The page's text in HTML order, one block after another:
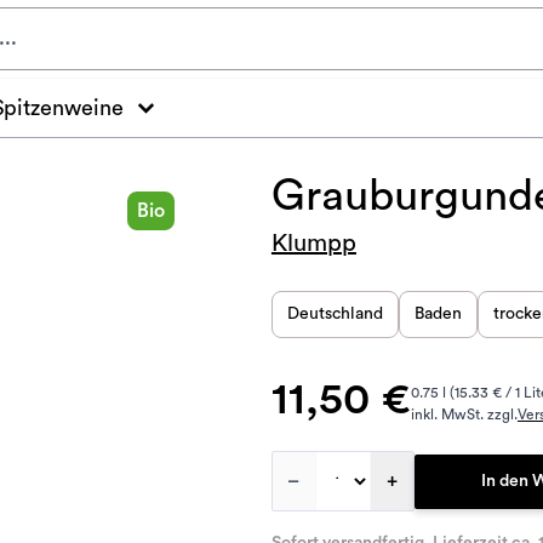
Bio
Klumpp
Deutschland Baden
11,50 €0.75 l (15.33 € / 1
inkl. MwSt. zzgl.
– + In den